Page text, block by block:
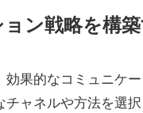
ン戦略を構
果的なコミュニケー
ャネルや方法を選